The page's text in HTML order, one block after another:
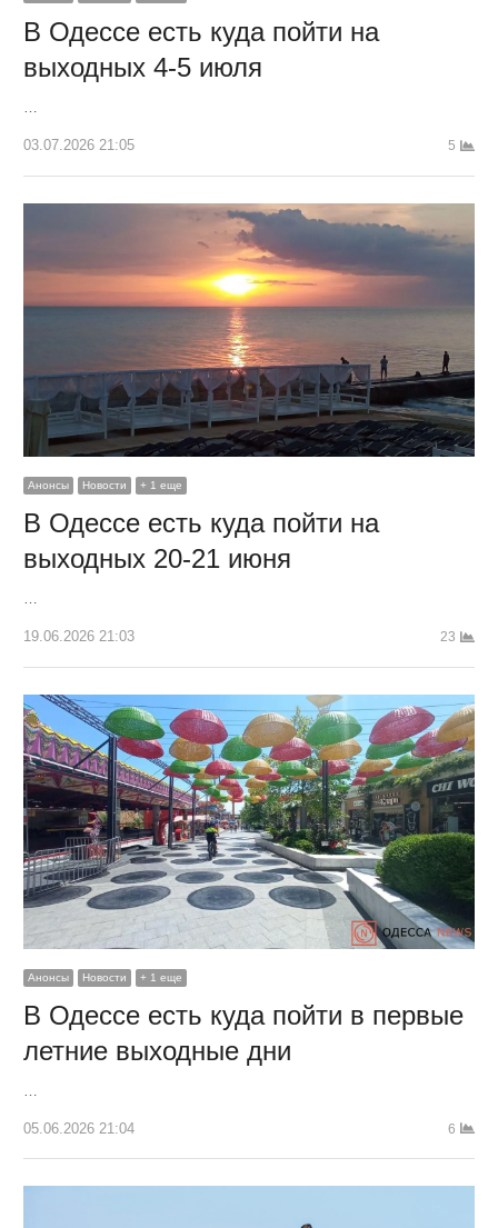
В Одессе есть куда пойти на
выходных 4-5 июля
03.07.2026 21:05 5
Анонсы Новости + 1 еще
В Одессе есть куда пойти на
выходных 20-21 июня
…
19.06.2026 21:03 23
Анонсы Новости + 1 еще
В Одессе есть куда пойти в первые
летние выходные дни
05.06.2026 21:04 6